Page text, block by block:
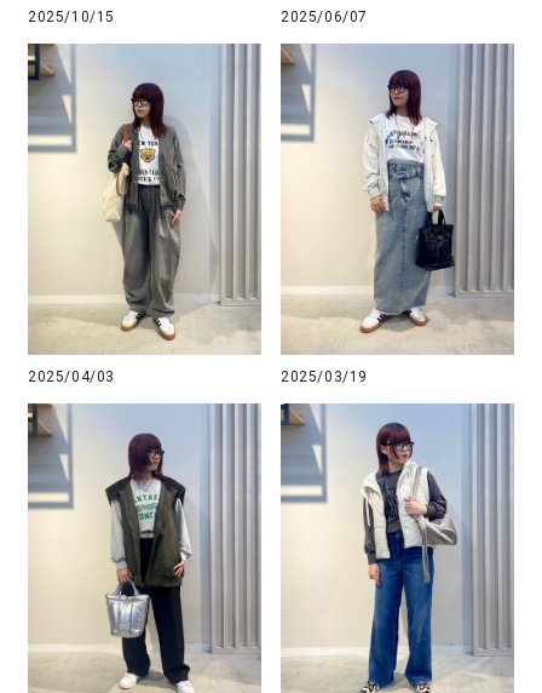
2025/10/15 2025/06/07
2025/04/03 2025/03/19